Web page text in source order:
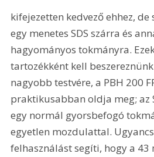
kifejezetten kedvező ehhez,
egy menetes SDS szárra és
hagyományos tokmányra.
tartozékként kell
nagyobb testvére, a PBH 200
praktikusabban oldja meg; az
egy normál gyorsbefogó
egyetlen mozdulattal.
felhasználást segíti, hogy a 43